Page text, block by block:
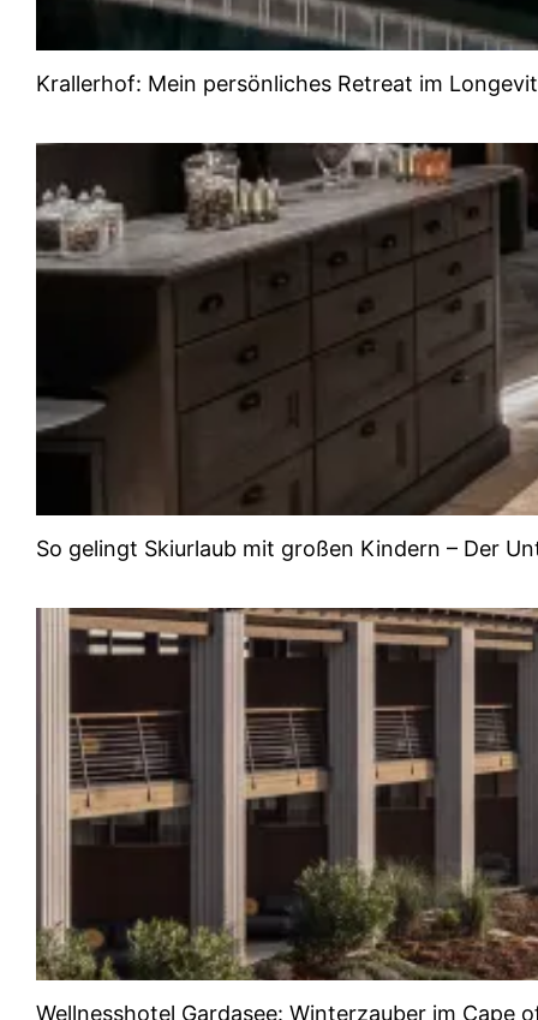
Krallerhof: Mein persönliches Retreat im
So gelingt Skiurlaub mit großen Kindern – Der
Wellnesshotel Gardasee: Winterzauber im Cape